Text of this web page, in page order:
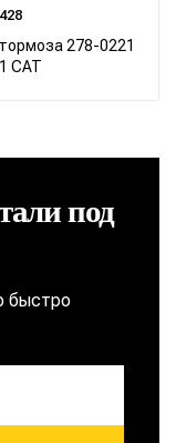
278-0221
CAT
под
быстро